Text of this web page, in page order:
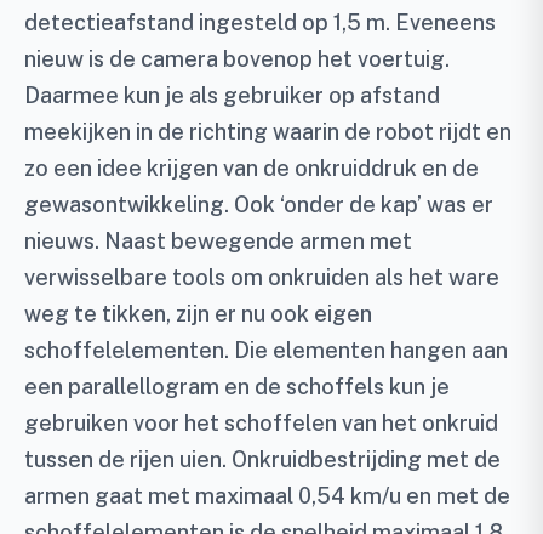
detectieafstand ingesteld op 1,5 m. Eveneens
nieuw is de camera bovenop het voertuig.
Daarmee kun je als gebruiker op afstand
meekijken in de richting waarin de robot rijdt en
zo een idee krijgen van de onkruiddruk en de
gewasontwikkeling. Ook ‘onder de kap’ was er
nieuws. Naast bewegende armen met
verwisselbare tools om onkruiden als het ware
weg te tikken, zijn er nu ook eigen
schoffelelementen. Die elementen hangen aan
een parallellogram en de schoffels kun je
gebruiken voor het schoffelen van het onkruid
tussen de rijen uien. Onkruidbestrijding met de
armen gaat met maximaal 0,54 km/u en met de